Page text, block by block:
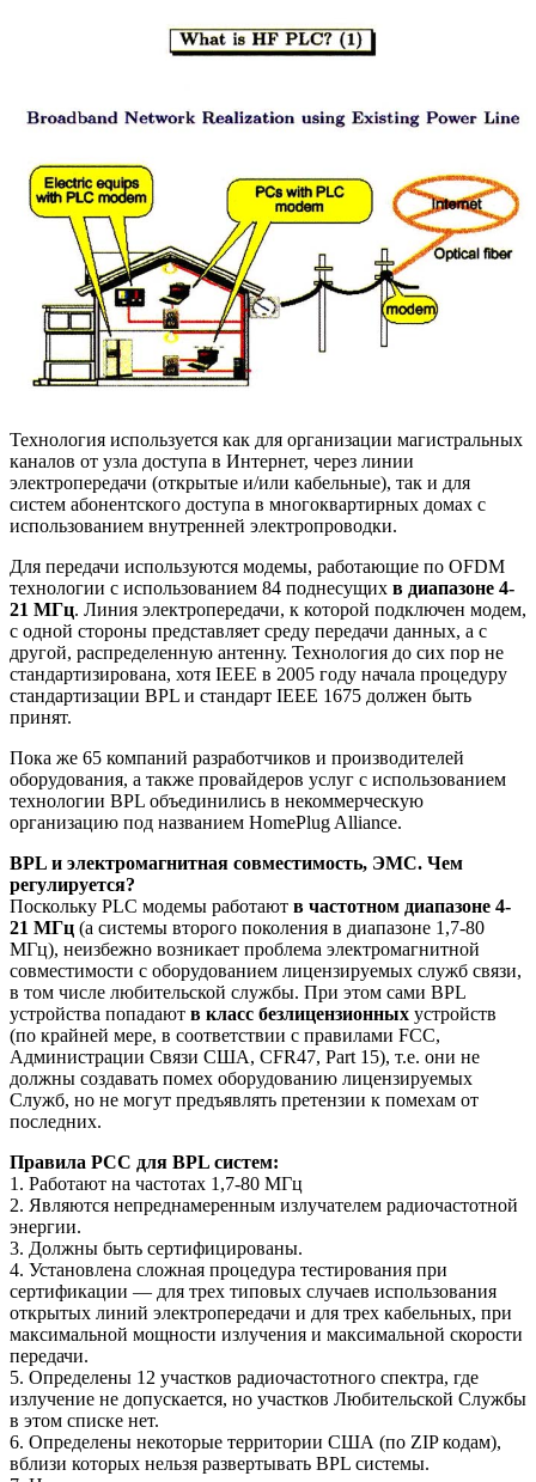
Технология используется как для организации магистральных
каналов от узла доступа в Интернет, через линии
электропередачи (открытые и/или кабельные), так и для
систем абонентского доступа в многоквартирных домах с
использованием внутренней электропроводки.
Для передачи используются модемы, работающие по OFDM
технологии с использованием 84 поднесущих в диапазоне 4-
21 МГц. Линия электропередачи, к которой подключен модем,
с одной стороны представляет среду передачи данных, а с
другой, распределенную антенну. Технология до сих пор не
стандартизирована, хотя IEEE в 2005 году начала процедуру
стандартизации BPL и стандарт IEEE 1675 должен быть
принят.
Пока же 65 компаний разработчиков и производителей
оборудования, а также провайдеров услуг с использованием
технологии BPL объединились в некоммерческую
организацию под названием HomePlug Alliance.
BPL и электромагнитная совместимость, ЭМС. Чем
регулируется?
Поскольку PLC модемы работают в частотном диапазоне 4-
21 МГц (а системы второго поколения в диапазоне 1,7-80
МГц), неизбежно возникает проблема электромагнитной
совместимости с оборудованием лицензируемых служб связи,
в том числе любительской службы. При этом сами BPL
устройства попадают в класс безлицензионных устройств
(по крайней мере, в соответствии с правилами FCC,
Администрации Связи США, CFR47, Part 15), т.е. они не
должны создавать помех оборудованию лицензируемых
Служб, но не могут предъявлять претензии к помехам от
последних.
Правила РСС для BPL систем:
1. Работают на частотах 1,7-80 МГц
2. Являются непреднамеренным излучателем радиочастотной
энергии.
3. Должны быть сертифицированы.
4. Установлена сложная процедура тестирования при
сертификации — для трех типовых случаев использования
открытых линий электропередачи и для трех кабельных, при
максимальной мощности излучения и максимальной скорости
передачи.
5. Определены 12 участков радиочастотного спектра, где
излучение не допускается, но участков Любительской Службы
в этом списке нет.
6. Определены некоторые территории США (по ZIP кодам),
вблизи которых нельзя развертывать BPL системы.